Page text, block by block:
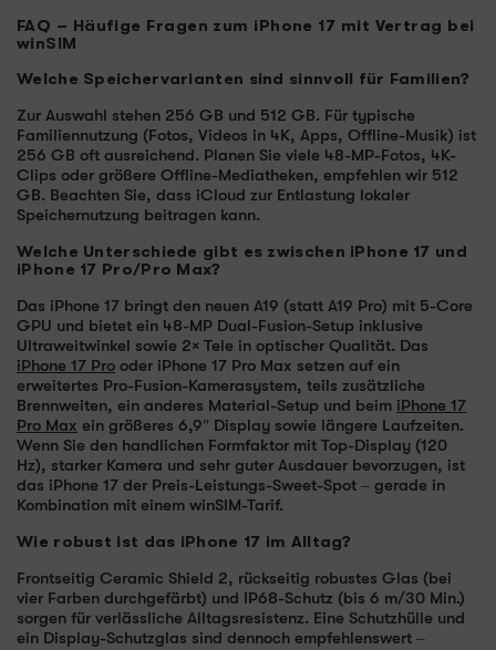
FAQ – Häufige Fragen zum iPhone 17 mit Vertrag bei
winSIM
Welche Speichervarianten sind sinnvoll für Familien?
Zur Auswahl stehen 256 GB und 512 GB. Für typische
Familiennutzung (Fotos, Videos in 4K, Apps, Offline-Musik) ist
256 GB oft ausreichend. Planen Sie viele 48-MP-Fotos, 4K-
Clips oder größere Offline-Mediatheken, empfehlen wir 512
GB. Beachten Sie, dass iCloud zur Entlastung lokaler
Speichernutzung beitragen kann.
Welche Unterschiede gibt es zwischen iPhone 17 und
iPhone 17 Pro/Pro Max?
Das iPhone 17 bringt den neuen A19 (statt A19 Pro) mit 5-Core
GPU und bietet ein 48-MP Dual-Fusion-Setup inklusive
Ultraweitwinkel sowie 2× Tele in optischer Qualität. Das
iPhone 17 Pro oder iPhone 17 Pro Max setzen auf ein
erweitertes Pro-Fusion-Kamerasystem, teils zusätzliche
Brennweiten, ein anderes Material-Setup und beim iPhone 17
Pro Max ein größeres 6,9″ Display sowie längere Laufzeiten.
Wenn Sie den handlichen Formfaktor mit Top-Display (120
Hz), starker Kamera und sehr guter Ausdauer bevorzugen, ist
das iPhone 17 der Preis-Leistungs-Sweet-Spot – gerade in
Kombination mit einem winSIM-Tarif.
Wie robust ist das iPhone 17 im Alltag?
Frontseitig Ceramic Shield 2, rückseitig robustes Glas (bei
vier Farben durchgefärbt) und IP68-Schutz (bis 6 m/30 Min.)
sorgen für verlässliche Alltagsresistenz. Eine Schutzhülle und
ein Display-Schutzglas sind dennoch empfehlenswert –